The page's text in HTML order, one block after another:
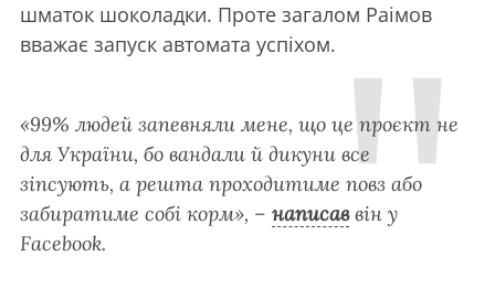
шматок шоколадки. Проте загалом Раімов
вважає запуск автомата успіхом.
«99% людей запевняли мене, що це проєкт не
для України, бо вандали й дикуни все
зіпсують, а решта проходитиме повз або
забиратиме собі корм», – написаввін у
Facebook.